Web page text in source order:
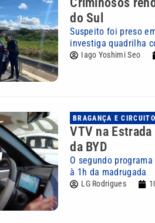
do Sul
Suspeito foi preso
investiga quadrilha
Iago Yoshimi Seo
BRAGANÇA E
VTV na
da BYD
O segundo
à 1h da madrugada
LG Rodrigues